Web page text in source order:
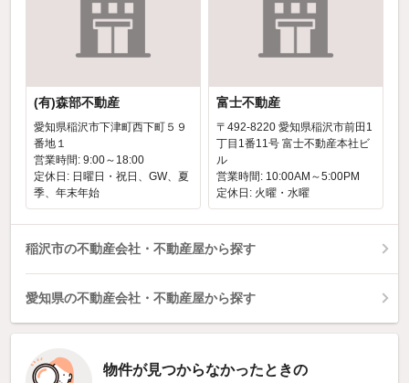
(有)森部不動産
愛知県稲沢市下津町西下町５９
番地１
営業時間: 9:00～18:00
定休日: 日曜日・祝日、GW、夏
季、年末年始
富士不動産
〒492-8220 愛知県稲沢市前田1
丁目1番11号 富士不動産本社ビ
ル
営業時間: 10:00AM～5:00PM
定休日: 火曜・水曜
稲沢市の不動産会社・不動産屋から探す
愛知県の不動産会社・不動産屋から探す
物件が見つからなかったときの